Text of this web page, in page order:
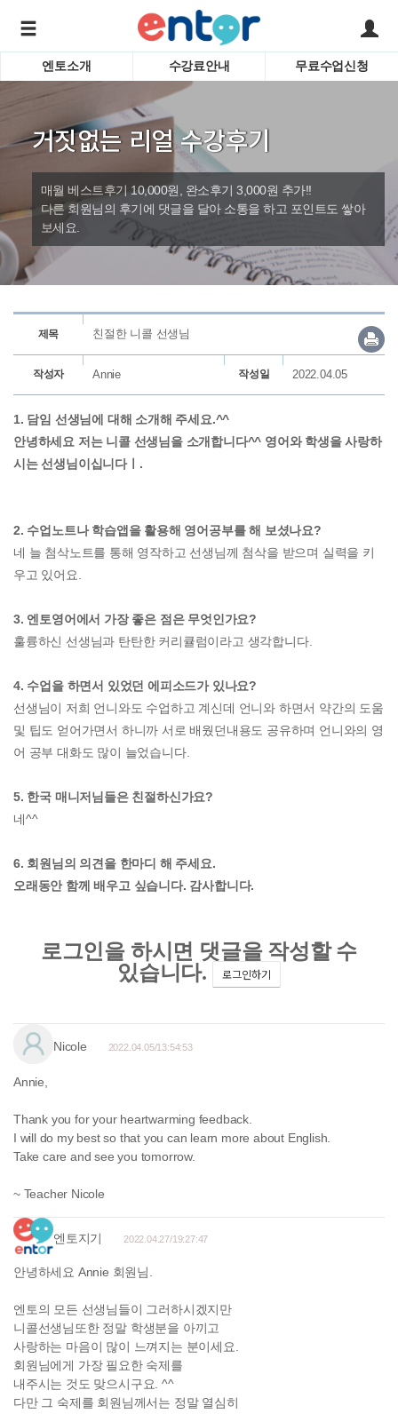
학습도우미 G1
바로가기
서비스안내
강사소개
회사소개
어린이
영자신
수업
엔토소개 수강료안내 무료수업신청
거짓없는 리얼 수강후기
매월 베스트후기 10,000원, 완소후기 3,000원 추가!!
다른 회원님의 후기에 댓글을 달아 소통을 하고 포인트도 쌓아
보세요.
제목 친절한 니콜 선생님
작성자 Annie 작성일 2022.04.05
1. 담임 선생님에 대해 소개해 주세요.^^
안녕하세요 저는 니콜 선생님을 소개합니다^^ 영어와 학생을 사랑하
시는 선생님이십니다ㅣ.
2. 수업노트나 학습앱을 활용해 영어공부를 해 보셨나요?
네 늘 첨삭노트를 통해 영작하고 선생님께 첨삭을 받으며 실력을 키
우고 있어요.
3. 엔토영어에서 가장 좋은 점은 무엇인가요?
훌륭하신 선생님과 탄탄한 커리큘럼이라고 생각합니다.
4. 수업을 하면서 있었던 에피소드가 있나요?
선생님이 저희 언니와도 수업하고 계신데 언니와 하면서 약간의 도움
및 팁도 얻어가면서 하니까 서로 배웠던내용도 공유하며 언니와의 영
어 공부 대화도 많이 늘었습니다.
5. 한국 매니저님들은 친절하신가요?
네^^
6. 회원님의 의견을 한마디 해 주세요.
오래동안 함께 배우고 싶습니다. 감사합니다.